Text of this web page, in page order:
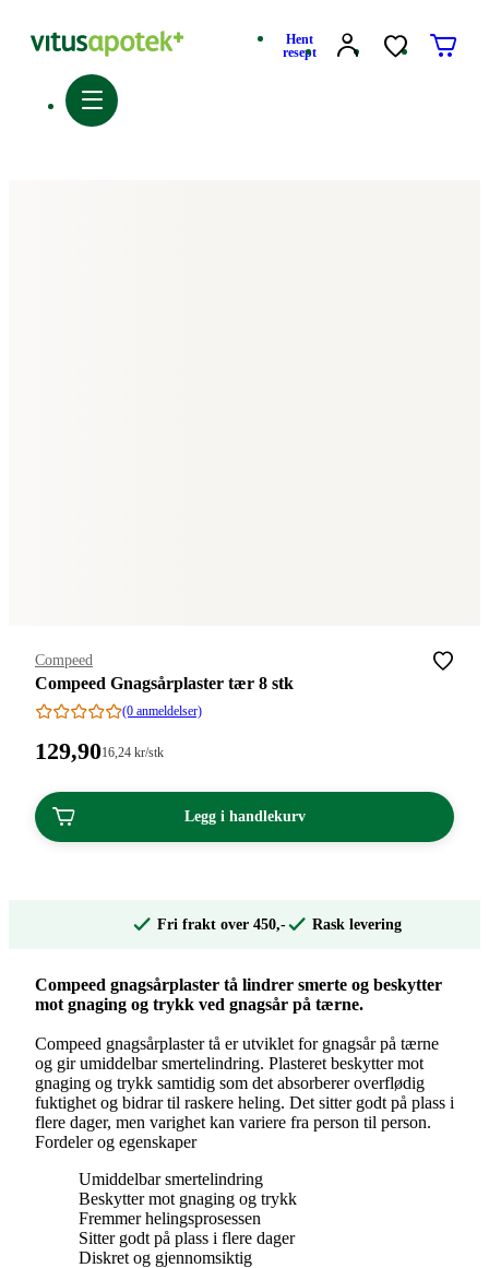
Hent
resept
Merke:
Compeed
Compeed Gnagsårplaster tær 8 stk
(0 anmeldelser)
Pris:
kroner.
129,90Stykkpris:
kroner.
16 ,24 kr/stk
Legg i handlekurv
Fri frakt over 450,- Rask levering
Compeed gnagsårplaster tå lindrer smerte og beskytter
mot gnaging og trykk ved gnagsår på tærne.
Compeed gnagsårplaster tå er utviklet for gnagsår på tærne
og gir umiddelbar smertelindring. Plasteret beskytter mot
gnaging og trykk samtidig som det absorberer overflødig
fuktighet og bidrar til raskere heling. Det sitter godt på plass i
flere dager, men varighet kan variere fra person til person.
Fordeler og egenskaper
Umiddelbar smertelindring
Beskytter mot gnaging og trykk
Fremmer helingsprosessen
Sitter godt på plass i flere dager
Diskret og gjennomsiktig